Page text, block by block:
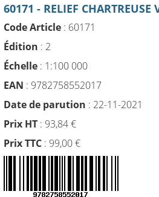
60171 - RELIEF CHARTREUSE
Code Article : 60171
Édition : 2
Échelle : 1:100 000
EAN : 9782758552017
Date de parution : 22-11-2021
Prix HT : 93,84 €
Prix TTC : 99,00 €